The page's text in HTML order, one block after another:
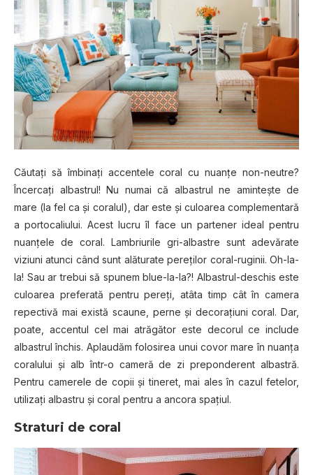
Căutaţi să îmbinaţi accentele coral cu nuanţe non-neutre?
Încercaţi albastrul! Nu numai că albastrul ne aminteşte de
mare (la fel ca şi coralul), dar este şi culoarea complementară
a portocaliului. Acest lucru îl face un partener ideal pentru
nuanţele de coral. Lambriurile gri-albastre sunt adevărate
viziuni atunci când sunt alăturate pereţilor coral-ruginii. Oh-la-
la! Sau ar trebui să spunem blue-la-la?! Albastrul-deschis este
culoarea preferată pentru pereţi, atâta timp cât în camera
repectivă mai există scaune, perne şi decoraţiuni coral. Dar,
poate, accentul cel mai atrăgător este decorul ce include
albastrul închis. Aplaudăm folosirea unui covor mare în nuanţa
coralului şi alb într-o cameră de zi preponderent albastră.
Pentru camerele de copii şi tineret, mai ales în cazul fetelor,
utilizaţi albastru şi coral pentru a ancora spaţiul.
Straturi de coral